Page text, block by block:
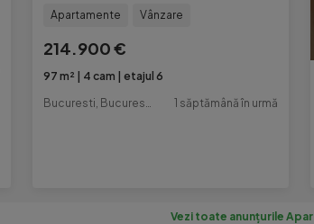
Apartamente Vânzare
214.900 €
97 m² 4 cam
etajul 6
Bucuresti, Bucuresti-Ilfov
1 săptămână în urmă
Vezi toate anunțurile